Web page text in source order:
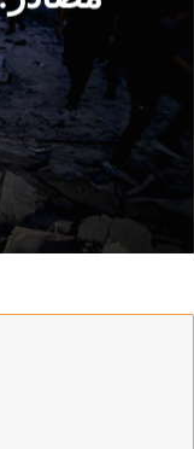
منذ ساعة واحدة
مصادر: